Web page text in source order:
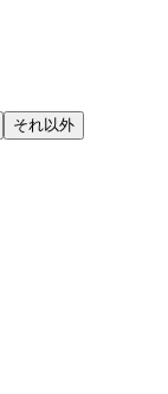
それ以外